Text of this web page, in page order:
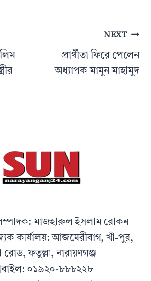
NEXT
প্রার্থীতা ফিরে পেলেন
অধ্যাপক মামুন মাহামুদ
মাজহারুল ইসলাম রোকন
কার্যালয়: আজমেরীবাগ, খাঁ-পুর,
রোড, ফতুল্লা, নারায়ণগঞ্জ
০১৯২০-৮৮৮২২৮